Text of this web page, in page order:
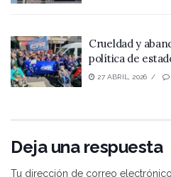
Crueldad y
política de
27 ABRIL, 2026
Deja una respuesta
Tu dirección de correo